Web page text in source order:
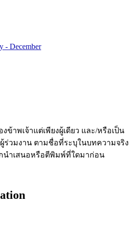
- December
ข้าพเจ้าแต่เพียงผู้เดียว และ/หรือเป็น
ร่วมงาน ตามชื่อที่ระบุในบทความจริง
นำเสนอหรือตีพิมพ์ที่ใดมาก่อน